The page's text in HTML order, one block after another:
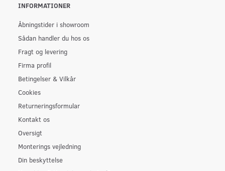
INFORMATIONER
Åbningstider i showroom
Sådan handler du hos os
Fragt og levering
Firma profil
Betingelser & Vilkår
Cookies
Returneringsformular
Kontakt os
Oversigt
Monterings vejledning
Din beskyttelse